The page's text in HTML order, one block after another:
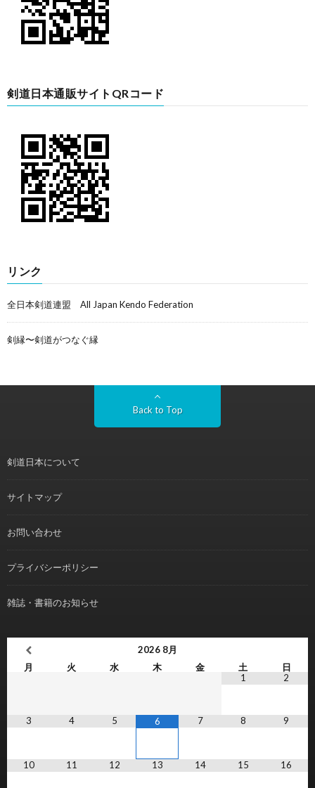
剣道日本通販サイトQRコード
リンク
全日本剣道連盟 All Japan Kendo Federation
剣縁〜剣道がつなぐ縁
Back to Top
剣道日本について
サイトマップ
お問い合わせ
プライバシーポリシー
雑誌・書籍のお知らせ
2026 8月
月
火 水 木 金 土
日
1
2
3 4 5 6 7 8 9
10 11 12 13 14 15 16